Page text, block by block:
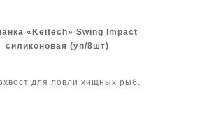
«Keitech» Swing Impact
силиконовая (уп/8шт)
для ловли хищных рыб.